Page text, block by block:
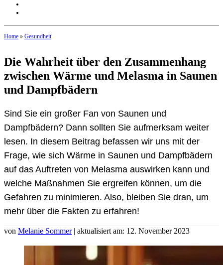
Home » Gesundheit
Die Wahrheit über den Zusammenhang
zwischen Wärme und Melasma in Saunen
und Dampfbädern
Sind Sie ein großer Fan von Saunen und
Dampfbädern? Dann sollten Sie aufmerksam weiter
lesen. In diesem Beitrag befassen wir uns mit der
Frage, wie sich Wärme in Saunen und Dampfbädern
auf das Auftreten von Melasma auswirken kann und
welche Maßnahmen Sie ergreifen können, um die
Gefahren zu minimieren. Also, bleiben Sie dran, um
mehr über die Fakten zu erfahren!
von Melanie Sommer | aktualisiert am: 12. November 2023